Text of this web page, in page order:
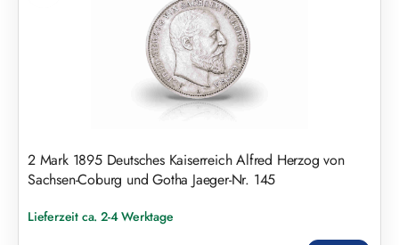
2 Mark 1895 Deutsches Kaiserreich Alfred Herzog von
Sachsen-Coburg und Gotha Jaeger-Nr. 145
Lieferzeit ca. 2-4 Werktage